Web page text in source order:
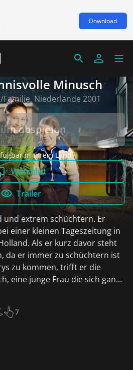
Download
Minusch
Niederlande 2001
abspielen
in Ihrem Land
Watchlist
Trailer
und extrem schüchtern. Er
einer kleinen Tageszeitung in
Als er kurz davor steht
da er immer zu schüchtern ist
zu kommen, trifft er die
eine junge Frau die sich ganz
es sonst so von jungen Frauen
Katze gewesen zu sein, bis
Mensch wurde. Durch die
auf die Schliche....
7 des KJF: Ab 7